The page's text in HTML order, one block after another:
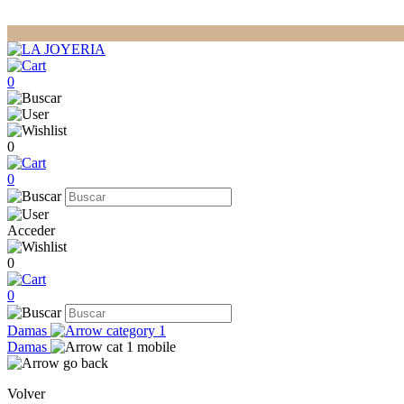
0
0
0
Acceder
0
0
Damas
Damas
Volver